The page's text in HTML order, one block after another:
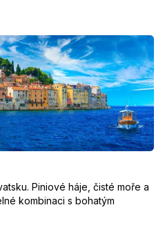
Piniové háje, čisté moře a
kombinaci s bohatým